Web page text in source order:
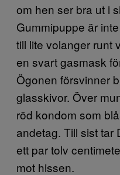
om hen ser bra ut i
Gummipuppe är
till lite volanger runt
en svart gasmask
Ögonen försvinner
glasskivor. Över
röd kondom som
andetag. Till sist tar
ett par tolv
mot hissen.